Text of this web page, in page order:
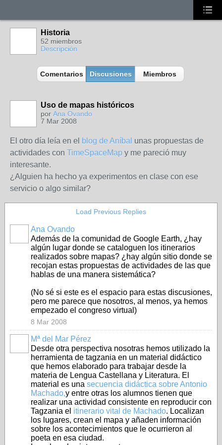
Historia
52 miembros
Descripción
Comentarios Discusiones Miembros
Uso de mapas históricos
por Ana Ovando
7 Mar 2008
El otro día leía en el blog de Aníbal unas propuestas de
actividades con TimeSpaceMap y me pareció muy
interesante.
¿Alguien ha hecho ya experimentos en clase con ese
servicio o algo similar?
Load Previous Replies
Ana Ovando
Además de la comunidad de Google Earth, ¿hay
algún lugar donde se cataloguen los itinerarios
realizados sobre mapas? ¿hay algún sitio donde se
recojan estas propuestas de actividades de las que
hablas de una manera sistemática?
(No sé si este es el espacio para estas discusiones,
pero me parece que nosotros, al menos, ya hemos
empezado el congreso virtual)
8 Mar 2008
Mª del Mar Pérez
Desde otra perspectiva nosotras hemos utilizado la
herramienta de tagzania en un material didáctico
que hemos elaborado para trabajar desde la
materia de Lengua Castellana y Literatura. El
material es una secuencia didáctica sobre Antonio
Machado,y entre otras los alumnos tienen que
realizar una actividad consistente en reproducir con
Tagzania el itinerario vital de Machado. Localizan
los lugares, crean el mapa y añaden información
sobre los acontecimientos que le ocurrieron al
poeta en esa ciudad.